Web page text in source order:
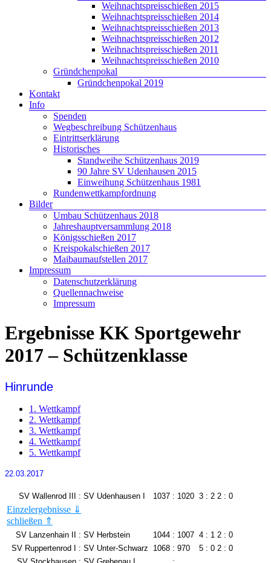
Weihnachtspreisschießen 2015
Weihnachtspreisschießen 2014
Weihnachtspreisschießen 2013
Weihnachtspreisschießen 2012
Weihnachtspreisschießen 2011
Weihnachtspreisschießen 2010
Gründchenpokal
Gründchenpokal 2019
Kontakt
Info
Spenden
Wegbeschreibung Schützenhaus
Eintrittserklärung
Historisches
Standweihe Schützenhaus 2019
90 Jahre SV Udenhausen 2015
Einweihung Schützenhaus 1981
Rundenwettkampfordnung
Bilder
Umbau Schützenhaus 2018
Jahreshauptversammlung 2018
Königsschießen 2017
Kreispokalschießen 2017
Maibaumaufstellen 2017
Impressum
Datenschutzerklärung
Quellennachweise
Impressum
Ergebnisse KK Sportgewehr
2017 – Schützenklasse
Hinrunde
1. Wettkampf
2. Wettkampf
3. Wettkampf
4. Wettkampf
5. Wettkampf
22.03.2017
SV Wallenrod III : SV Udenhausen I 1037 : 1020 3 : 2 2 : 0
Andreas Köhler
Nico Blasinger
268 Sascha Stieler
252
Frank Blasinger
266 Steffen Krug
250
Manuel Kern
243 Wolfgang Dörr
Einzelergebnisse ⇓
schließen ⇑
SV Lanzenhain II : SV Herbstein 1044 : 1007 4 : 1 2 : 0
SV Ruppertenrod I
: SV Unter-Schwarz 1068 : 970 5 : 0 2 : 0